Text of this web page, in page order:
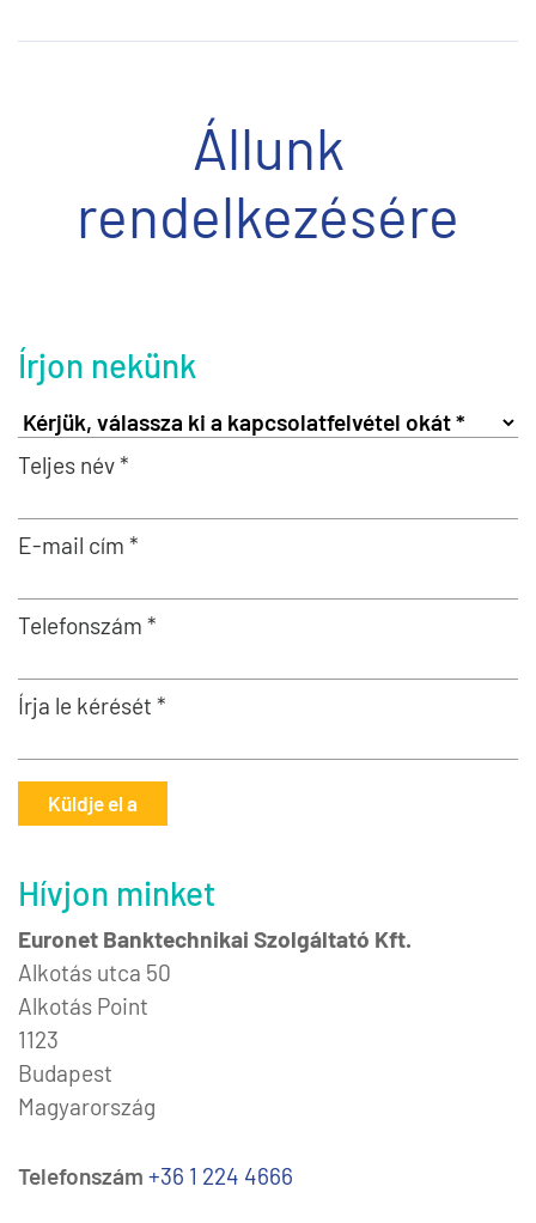
Állunk
rendelkezésére
Írjon nekünk
Teljes név *
E-mail cím *
Telefonszám *
Írja le kérését *
Küldje el a
Hívjon minket
Euronet Banktechnikai Szolgáltató Kft.
Alkotás utca 50
Alkotás Point
1123
Budapest
Magyarország
Telefonszám +36 1 224 4666